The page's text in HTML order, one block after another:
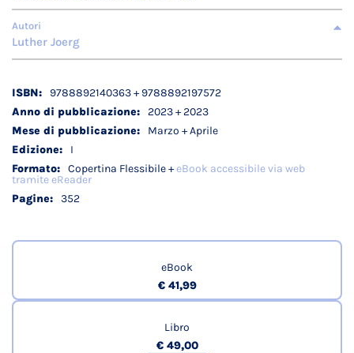
Autori
Luther Joerg
Dettagli
tecnici
9788892140363 + 9788892197572
2023 + 2023
Marzo + Aprile
I
Copertina Flessibile +eBook accessibile via web
tramite eReader
352
eBook
€ 41,99
Libro
€ 49,00